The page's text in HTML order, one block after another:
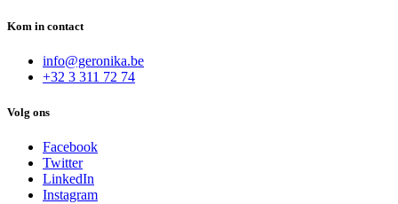
Kom in contact
info@geronika.be
+32 3 311 72 74
Volg ons
Facebook
Twitter
LinkedIn
Instagram